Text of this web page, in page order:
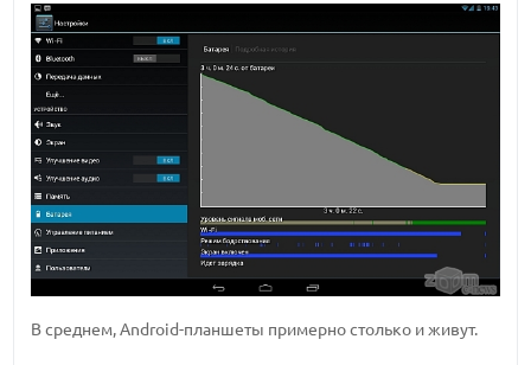
В среднем, Android-планшеты примерно столько и живут.